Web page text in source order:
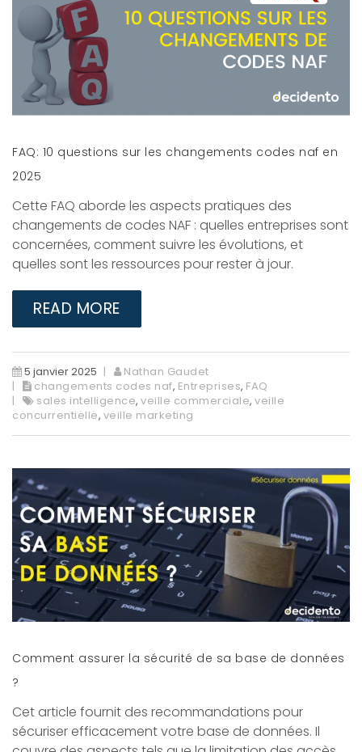
FAQ: 10 questions sur les changements codes naf en
2025
Cette FAQ aborde les aspects pratiques des
changements de codes NAF : quelles entreprises sont
concernées, comment suivre les évolutions, et
quelles sont les ressources pour rester à jour.
READ MORE
5 janvier 2025
Nathan Gaudet
changements codes naf, Entreprises, FAQ
sales intelligence, veille commerciale, veille
concurrentielle, veille marketing
Comment assurer la sécurité de sa base de données
?
Cet article fournit des recommandations pour
sécuriser efficacement votre base de données. Il